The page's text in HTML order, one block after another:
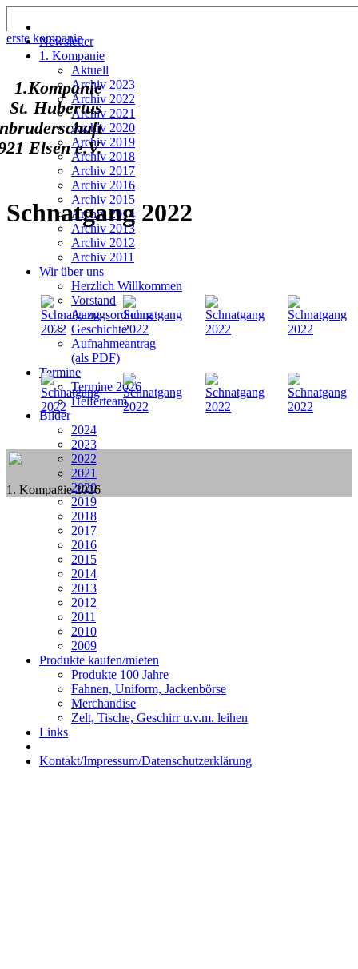
Newsletter
1. Kompanie
Aktuell
Archiv 2023
Archiv 2022
Archiv 2021
Archiv 2020
Archiv 2019
Archiv 2018
Archiv 2017
Archiv 2016
Archiv 2015
Archiv 2014
Archiv 2013
Archiv 2012
Archiv 2011
Wir über uns
Herzlich Willkommen
Vorstand
Anzugsordnung
Geschichte
Aufnahmeantrag
(als PDF)
Termine
Termine 2026
Helferteam
Bilder
2024
2023
2022
2021
2020
2019
2018
2017
2016
2015
2014
2013
2012
2011
2010
2009
Produkte kaufen/mieten
Produkte 100 Jahre
Fahnen, Uniform, Jackenbörse
Merchandise
Zelt, Tische, Geschirr u.v.m. leihen
Links
Kontakt/Impressum/Datenschutzerklärung
erste kompanie
1.Kompanie
St. Hubertus
Elsen e.V.
Schnatgang 2022
1. Kompanie 2026